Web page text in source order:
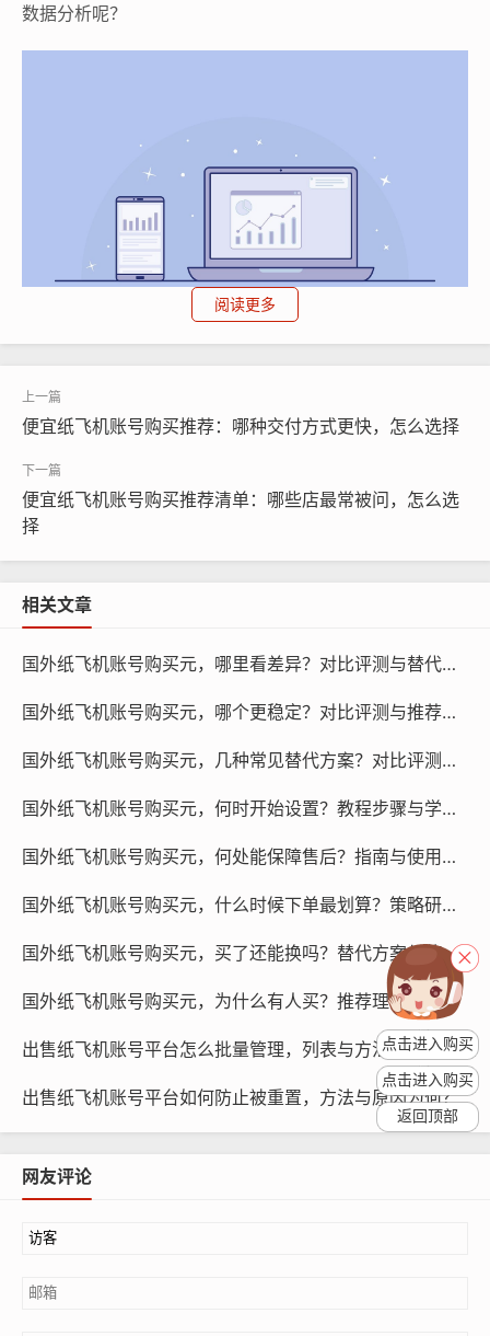
数据分析呢？
纸飞机账号购买, 在线购买tg账号, 电报聊天账号购买,wdd
16888.com
账号的注册时间是一个重要的因素，注册时间越早的账
号，其价格会越低，这是因为早期的账号拥有更多的用户
和资源，其价值也更高，购买账号时，可以先查看账号的
注册时间,选择注册时间较早的账号。
账号的粉丝数量也是一个重要的因素，粉丝数量越多，账
查看账号的粉丝数量,选择粉丝数量较多的账号。
纸飞机账号购买, 在线购买tg账号, 电报聊天账号购买,wdd
账号的活跃度也是一个重要的因素，活跃度高的账号，用
账号的活跃度,选择活跃度较高的账号。
账号的互动质量也是一个重要的因素，互动质量高的账
账号时，可以查看账号的互动质量,选择互动质量较高的账
阅读更多
便宜纸飞机账号购买推荐：哪种交付方式更快，怎么选择
便宜纸飞机账号购买推荐清单：哪些店最常被问，怎么选
择
相关文章
国外纸飞机账号购买元，哪里看差异？对比评测与替代推荐！
国外纸飞机账号购买元，哪个更稳定？对比评测与推荐指南！
国外纸飞机账号购买元，几种常见替代方案？对比评测与推荐！
国外纸飞机账号购买元，何时开始设置？教程步骤与学习方法！
国外纸飞机账号购买元，何处能保障售后？指南与使用引导！
国外纸飞机账号购买元，什么时候下单最划算？策略研究与预测！
国外纸飞机账号购买元，买了还能换吗？替代方案与使用引导！
国外纸飞机账号购买元，为什么有人买？推荐理由与学习方法！
出售纸飞机账号平台怎么批量管理，列表与方法怎么用？
出售纸飞机账号平台如何防止被重置，方法与原因为何？
网友评论
点击进入购买
点击进入购买
返回顶部